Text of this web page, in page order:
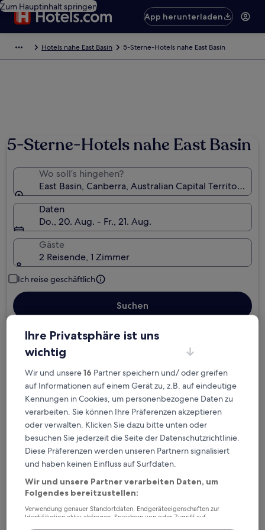
Zum Hauptinhalt springen
App herunterladen
Hotels nahe East Basin 5-Sterne-Hotels nahe East Basin
5-Sterne-Hotels nahe East Basin
Wo soll’s hingehen?
East Basin, Canberra, Australian Capital Territory,
Daten
Do., 20. Aug. - Fr., 21. Aug.
Gäste
2 Reisende, 1 Zimmer
Ich reise geschäftlich
Suchen
Kostenlose Stornierung bei
Planänderungen
Verdiene Prämien für jede
wahrgenommene Übernachtung
Mehr sparen mit Preisen für Mitglieder
Überprüfe die Preise für diese Daten
Heute
Morgen
Ihre Privatsphäre ist uns
wichtig
Wir und unsere16 Partner speichern und/ oder greifen
auf Informationen auf einem Gerät zu, z.B. auf eindeutige
Kennungen in Cookies, um personenbezogene Daten zu
verarbeiten. Sie können Ihre Präferenzen akzeptieren
oder verwalten. Klicken Sie dazu bitte unten oder
besuchen Sie jederzeit die Seite der Datenschutzrichtlinie.
Diese Präferenzen werden unseren Partnern signalisiert
und haben keinen Einfluss auf Surfdaten.
Wir und unsere Partner verarbeiten Daten, um
Folgendes bereitzustellen:
Verwendung genauer Standortdaten. Endgeräteeigenschaften zur
Identifikation aktiv abfragen. Speichern von oder Zugriff auf